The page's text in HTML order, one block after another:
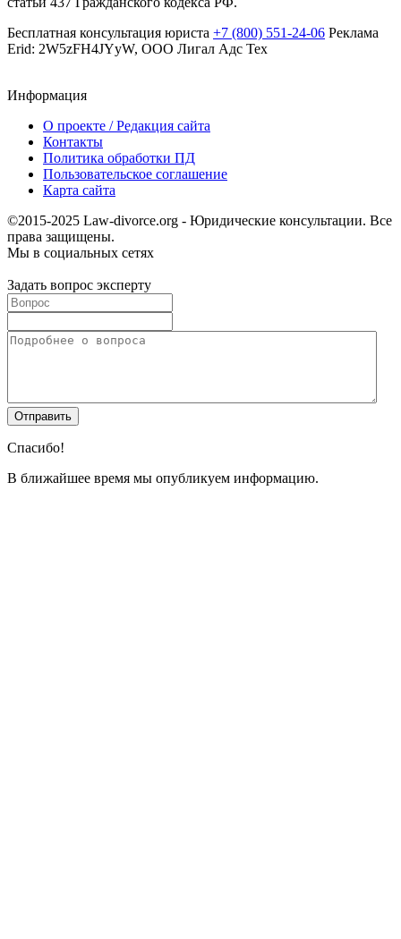
Бесплатная консультация юриста +7 (800) 551-24-06 Реклама
Erid: 2W5zFH4JYyW, ООО Лигал Адс Тех
Информация
О проекте / Редакция сайта
Контакты
Политика обработки ПД
Пользовательское соглашение
Карта сайта
©2015-2025 Law-divorce.org - Юридические консультации. Все
права защищены.
Мы в социальных сетях
Задать вопрос эксперту
Спасибо!
В ближайшее время мы опубликуем информацию.